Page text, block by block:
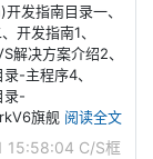
发指南目录一、
开发指南1、
解决方案介绍2、
-主程序4、
录-
旗舰 阅读全文
15:58:04 C/S框